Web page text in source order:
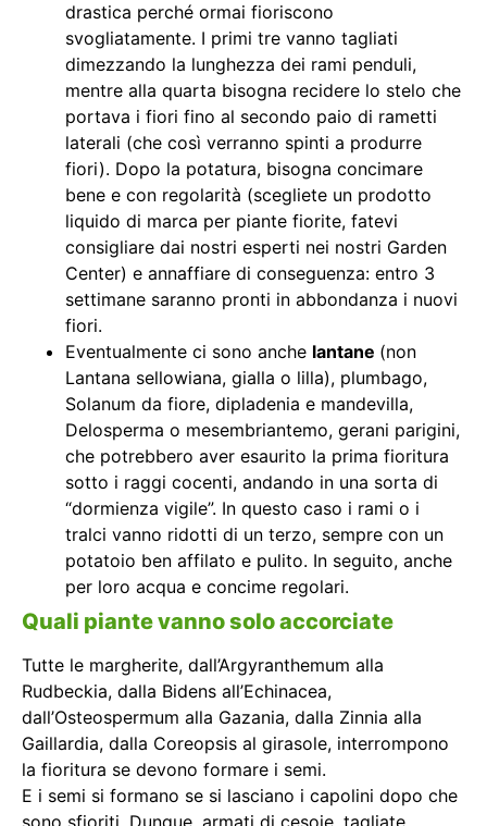
drastica perché ormai fioriscono
svogliatamente. I primi tre vanno tagliati
dimezzando la lunghezza dei rami penduli,
mentre alla quarta bisogna recidere lo stelo che
portava i fiori fino al secondo paio di rametti
laterali (che così verranno spinti a produrre
fiori). Dopo la potatura, bisogna concimare
bene e con regolarità (scegliete un prodotto
liquido di marca per piante fiorite, fatevi
consigliare dai nostri esperti nei nostri Garden
Center) e annaffiare di conseguenza: entro 3
settimane saranno pronti in abbondanza i nuovi
fiori.
Eventualmente ci sono anche lantane (non
Lantana sellowiana, gialla o lilla), plumbago,
Solanum da fiore, dipladenia e mandevilla,
Delosperma o mesembriantemo, gerani parigini,
che potrebbero aver esaurito la prima fioritura
sotto i raggi cocenti, andando in una sorta di
“dormienza vigile”. In questo caso i rami o i
tralci vanno ridotti di un terzo, sempre con un
potatoio ben affilato e pulito. In seguito, anche
per loro acqua e concime regolari.
Quali piante vanno solo accorciate
Tutte le margherite, dall’Argyranthemum alla
Rudbeckia, dalla Bidens all’Echinacea,
dall’Osteospermum alla Gazania, dalla Zinnia alla
Gaillardia, dalla Coreopsis al girasole, interrompono
la fioritura se devono formare i semi.
E i semi si formano se si lasciano i capolini dopo che